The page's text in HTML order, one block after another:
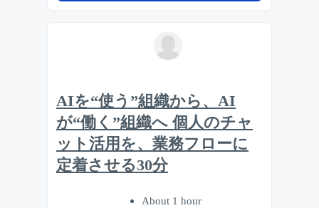
AIを“使う”組織から、AI
が“働く”組織へ 個人のチャ
ット活用を、業務フローに
定着させる30分
About 1 hour